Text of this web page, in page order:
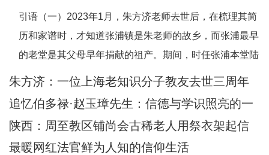
永远笑眯眯。但对我们的学习极其认真和严肃
引语（一）2023年1月，朱方济老师去世后，在梳理其简
历和家谱时，才知道张浦镇是朱老师的故乡，而张浦最早
的老堂是其父母早年捐献的祖产。期间，时任张浦本堂陆
学清神父也提供了一些史料。当时一点也没想到日后还有
宏根主教的邀请，前去苏州教区主教公署陪伴当地神父们
避
朱方济：一位上海老知识分子教友去世三周年
追忆伯多禄·赵玉璋先生：信德与学识照亮的一
生
陕西：周至教区铺尚会古稀老人用祭衣架起信
仰与文化传承之桥
最暖网红法官鲜为人知的信仰生活